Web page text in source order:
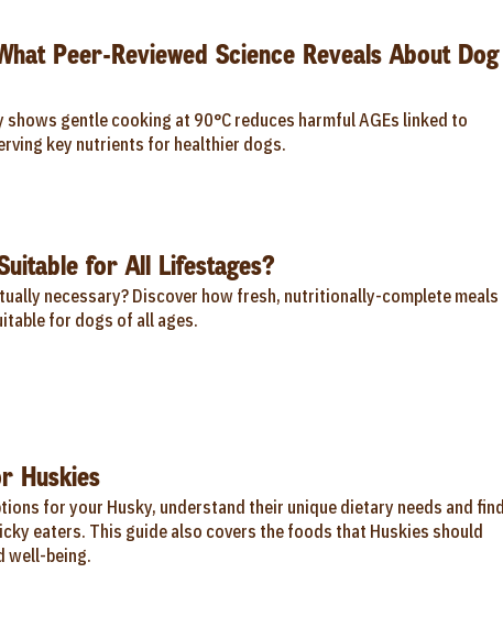
Peer-Reviewed Science Reveals About Dog
gentle cooking at 90°C reduces harmful AGEs linked to
key nutrients for healthier dogs.
for All Lifestages?
necessary? Discover how fresh, nutritionally-complete meals
for dogs of all ages.
Huskies
for your Husky, understand their unique dietary needs and find
eaters. This guide also covers the foods that Huskies should
well-being.